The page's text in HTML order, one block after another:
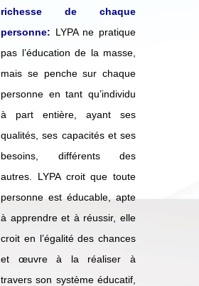
richesse de chaque
personne: LYPA ne pratique
pas l’éducation de la masse,
mais se penche sur chaque
personne en tant qu’individu
à part entière, ayant ses
qualités, ses capacités et ses
besoins, différents des
autres. LYPA croit que toute
personne est éducable, apte
à apprendre et à réussir, elle
croit en l’égalité des chances
et œuvre à la réaliser à
travers son système éducatif,